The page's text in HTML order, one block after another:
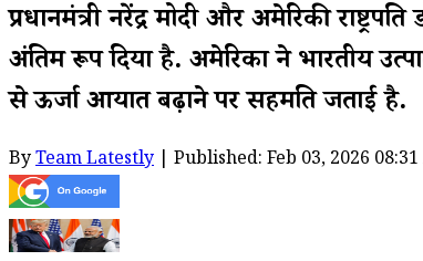
प्रधानमंत्री नरेंद्र मोदी और अमेरिकी
अंतिम रूप दिया है. अमेरिका ने भारतीय
से ऊर्जा आयात बढ़ाने पर सहमति जताई है.
ByTeam Latestly | Published: Feb 03, 2026